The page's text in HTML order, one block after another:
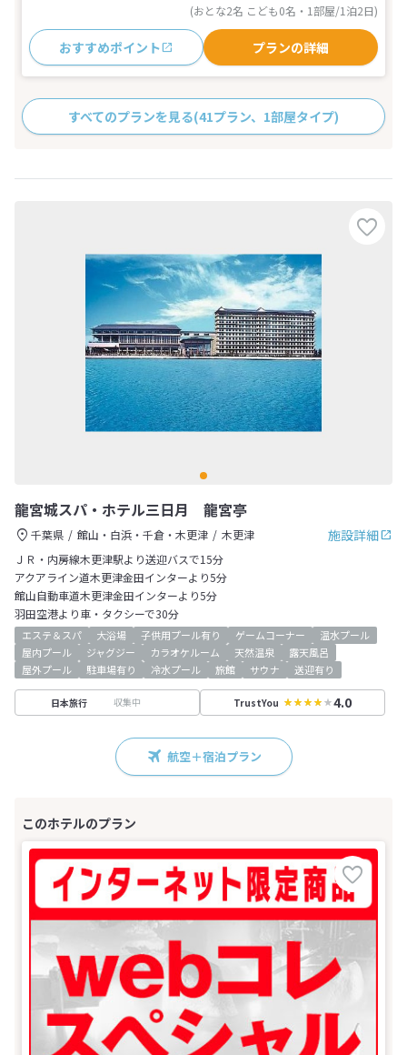
(おとな2名 こども0名・1部屋/1泊2日)
おすすめポイント プランの詳細
すべてのプランを見る(41プラン、1部屋タイプ)
龍宮城スパ・ホテル三日月 龍宮亭
施設詳細
千葉県 館山・白浜・千倉・木更津
木更津
ＪＲ・内房線木更津駅より送迎バスで15分
アクアライン道木更津金田インターより5分
館山自動車道木更津金田インターより5分
羽田空港より車・タクシーで30分
エステ＆スパ 大浴場 子供用プール有り ゲームコーナー
温水プール
屋内プール
ジャグジー カラオケルーム 天然温泉
露天風呂
屋外プール
駐車場有り 冷水プール 旅館 サウナ 送迎有り
日本旅行 収集中 TrustYou 4.0
航空＋宿泊プラン